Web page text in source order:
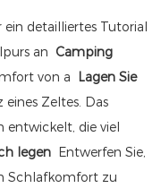
detailliertes Tutorial
an Camping
von a
Lagen Sie
Zeltes. Das
entwickelt, die viel
legen Entwerfen Sie,
Schlafkomfort zu